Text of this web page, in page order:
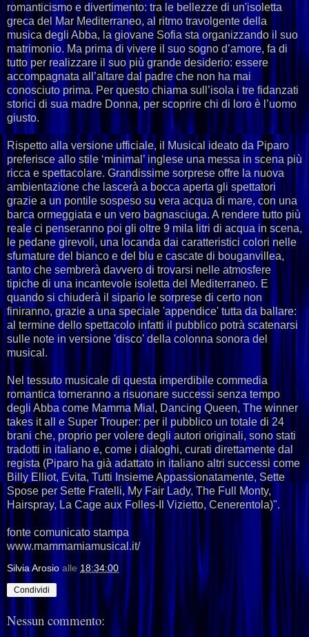
romanticismo e divertimento: tra le bellezze di un'isoletta
greca del Mar Mediterraneo, al ritmo travolgente della
musica degli Abba, la giovane Sofia sta organizzando il suo
matrimonio. Ma prima di vivere il suo sogno d’amore, fa di
tutto per realizzare il suo più grande desiderio: essere
accompagnata all’altare dal padre che non ha mai
conosciuto prima. Per questo chiama sull’isola i tre fidanzati
storici di sua madre Donna, per scoprire chi di loro è l’uomo
giusto.
Rispetto alla versione ufficiale, il Musical ideato da Piparo
preferisce allo stile ‘minimal’ inglese una messa in scena più
ricca e spettacolare. Grandissime sorprese offre la nuova
ambientazione che lascerà a bocca aperta gli spettatori
grazie a un pontile sospeso su vera acqua di mare, con una
barca ormeggiata e un vero bagnasciuga. A rendere tutto più
reale ci penseranno poi gli oltre 9 mila litri di acqua in scena,
le pedane girevoli, una locanda dai caratteristici colori nelle
sfumature del bianco e del blu e cascate di bouganvillea,
tanto che sembrerà davvero di trovarsi nelle atmosfere
tipiche di una incantevole isoletta del Mediterraneo. E
quando si chiuderà il sipario le sorprese di certo non
finiranno, grazie a una speciale 'appendice' tutta da ballare:
al termine dello spettacolo infatti il pubblico potrà scatenarsi
sulle note in versione 'disco' della colonna sonora del
musical.
Nel tessuto musicale di questa imperdibile commedia
romantica torneranno a risuonare successi senza tempo
degli Abba come Mamma Mia!, Dancing Queen, The winner
takes it all e Super Trouper: per il pubblico un totale di 24
brani che, proprio per volere degli autori originali, sono stati
tradotti in italiano e, come i dialoghi, curati direttamente dal
regista (Piparo ha già adattato in italiano altri successi come
Billy Elliot, Evita, Tutti Insieme Appassionatamente, Sette
Spose per Sette Fratelli, My Fair Lady, The Full Monty,
Hairspray, La Cage aux Folles-Il Vizietto, Cenerentola)".
fonte comunicato stampa
www.mammamiamusical.it/
Silvia Arosio alle 18:34:00
Condividi
Nessun commento: